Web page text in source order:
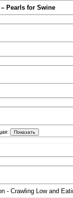
Pearls for Swine
:
- Crawling Low and